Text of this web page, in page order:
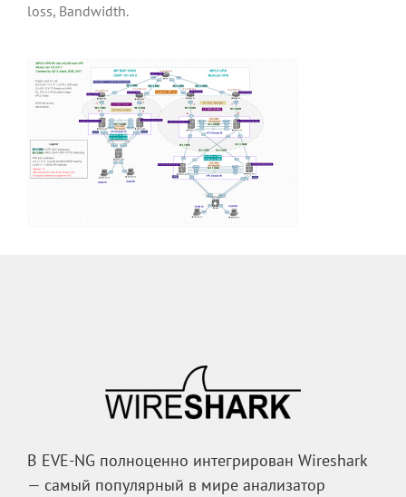
loss, Bandwidth.
В EVE-NG полноценно интегрирован Wireshark
— самый популярный в мире анализатор